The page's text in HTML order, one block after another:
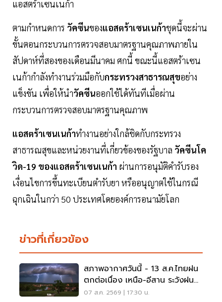
แอสตร้าเซนเนก้า
ตามกำหนดการ วัคซีนของแอสตร้าเซนเนก้าชุดนี้จะผ่าน
ขั้นตอนกระบวนการตรวจสอบมาตรฐานคุณภาพภายใน
สัปดาห์ที่สองของเดือนมีนาคม ศกนี้ ขณะนี้แอสตร้าเซน
เนก้ากำลังทำงานร่วมมือกับกระทรวงสาธารณสุขอย่าง
แข็งขัน เพื่อให้นำวัคซีนออกใช้ได้ทันทีเมื่อผ่าน
กระบวนการตรวจสอบมาตรฐานคุณภาพ
แอสตร้าเซนเนก้าทำงานอย่างใกล้ชิดกับกระทรวง
สาธารณสุขและหน่วยงานที่เกี่ยวข้องของรัฐบาล วัคซีนโค
วิด-19 ของแอสตร้าเซนเนก้า ผ่านการอนุมัติคำรับรอง
เงื่อนไขการขึ้นทะเบียนตำรับยา หรืออนุญาตใช้ในกรณี
ฉุกเฉินในกว่า 50 ประเทศโดยองค์การอนามัยโลก
ข่าวที่เกี่ยวข้อง
สภาพอากาศวันนี้ - 13 ส.ค.ไทยฝน
ตกต่อเนื่อง เหนือ-อีสาน ระวังฝน
ตกหนักมากบางแห่ง
07 ส.ค. 2569 | 17:30 น.